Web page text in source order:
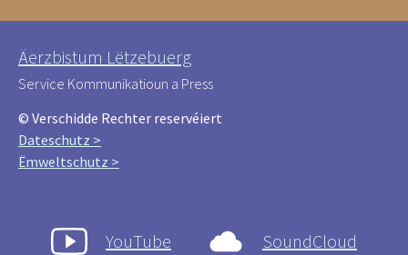
Äerzbistum Lëtzebuerg
Service Kommunikatioun a Press
© Verschidde Rechter reservéiert
Dateschutz >
Ëmweltschutz >
YouTube SoundCloud